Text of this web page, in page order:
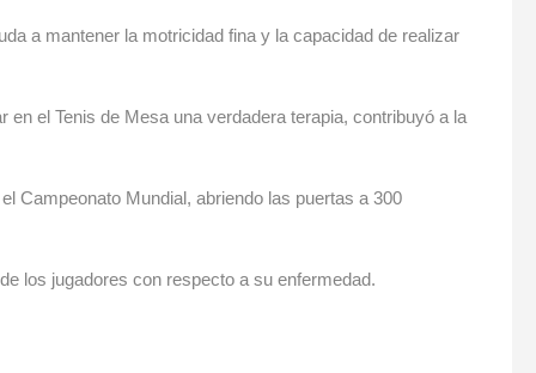
a mantener la motricidad fina y la capacidad de realizar
el Tenis de Mesa una verdadera terapia, contribuyó a la
Campeonato Mundial, abriendo las puertas a 300
los jugadores con respecto a su enfermedad.